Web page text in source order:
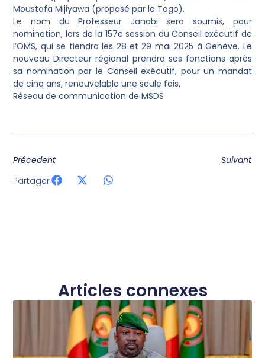
Moustafa Mijiyawa (proposé par le Togo).
Le nom du Professeur Janabi sera soumis, pour
nomination, lors de la 157e session du Conseil exécutif de
l’OMS, qui se tiendra les 28 et 29 mai 2025 à Genève. Le
nouveau Directeur régional prendra ses fonctions après
sa nomination par le Conseil exécutif, pour un mandat
de cinq ans, renouvelable une seule fois.
Réseau de communication de MSDS
Précedent
Suivant
Partager
Articles connexes